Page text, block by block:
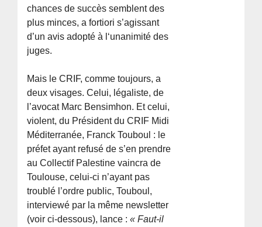
chances de succès semblent des
plus minces, a fortiori s’agissant
d’un avis adopté à l‘unanimité des
juges.
Mais le CRIF, comme toujours, a
deux visages. Celui, légaliste, de
l’avocat Marc Bensimhon. Et celui,
violent, du Président du CRIF Midi
Méditerranée, Franck Touboul : le
préfet ayant refusé de s’en prendre
au Collectif Palestine vaincra de
Toulouse, celui-ci n’ayant pas
troublé l’ordre public, Touboul,
interviewé par la même newsletter
(voir ci-dessous), lance :« Faut-il